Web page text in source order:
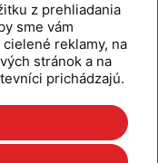
z prehliadania
sme vám
reklamy, na
stránok a na
prichádzajú.
tipy